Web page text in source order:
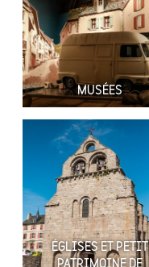
MUSÉES
ÉGLISES ET PETIT
PATRIMOINE DE